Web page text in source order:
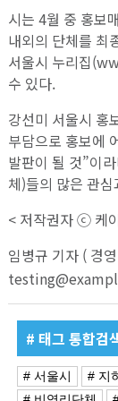
시는 4월 중 홍보
내외의 단체를 최
서울시 누리집
수 있다.
강선미 서울시 홍
부담으로 홍보에
발판이 될 것”이
체)들의 많은 관
< 저작권자 ⓒ 케
임병규 기자 ( 경
# 태그 통합검
# 서울시 # 지